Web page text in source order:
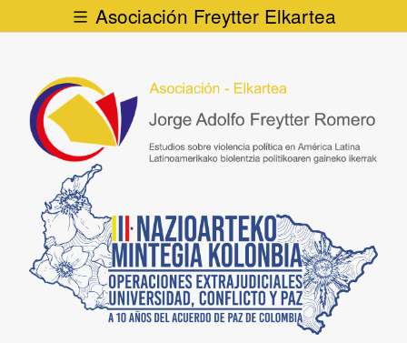
Asociación Freytter Elkartea